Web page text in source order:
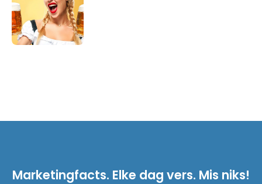
Marketingfacts. Elke dag vers. Mis niks!